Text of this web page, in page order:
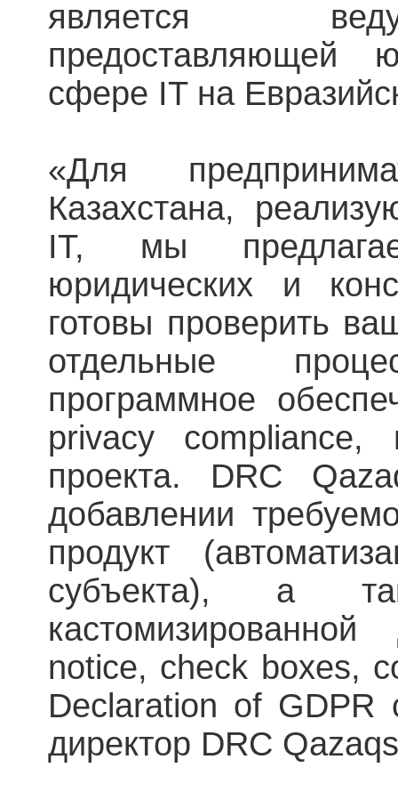
является
предоставляющей
сфере IT на
«Для
Казахстана,
IT, мы
юридических и
готовы проверить
отдельные
программное
privacy compliance,
проекта. DRC
добавлении
продукт
субъекта), а
notice, check boxes,
Declaration of GDPR
директор DRC